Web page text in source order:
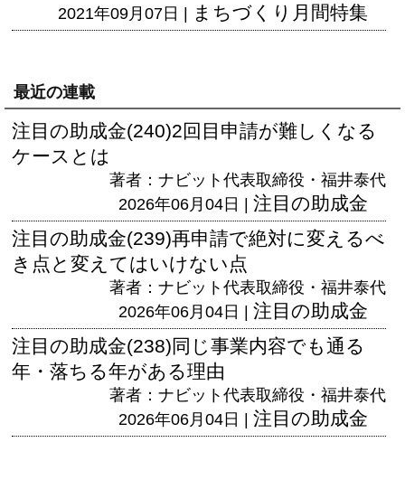
2021年09月07日 | まちづくり月間特集
最近の連載
注目の助成金(240)2回目申請が難しくなる
ケースとは
著者：ナビット代表取締役・福井泰代
2026年06月04日 | 注目の助成金
注目の助成金(239)再申請で絶対に変えるべ
き点と変えてはいけない点
著者：ナビット代表取締役・福井泰代
2026年06月04日 | 注目の助成金
注目の助成金(238)同じ事業内容でも通る
年・落ちる年がある理由
著者：ナビット代表取締役・福井泰代
2026年06月04日 | 注目の助成金